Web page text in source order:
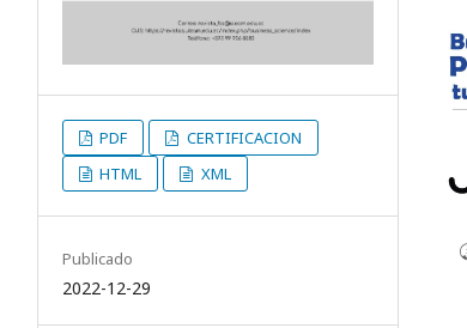
PDF
CERTIFICACION
HTML
XML
Publicado
2022-12-29